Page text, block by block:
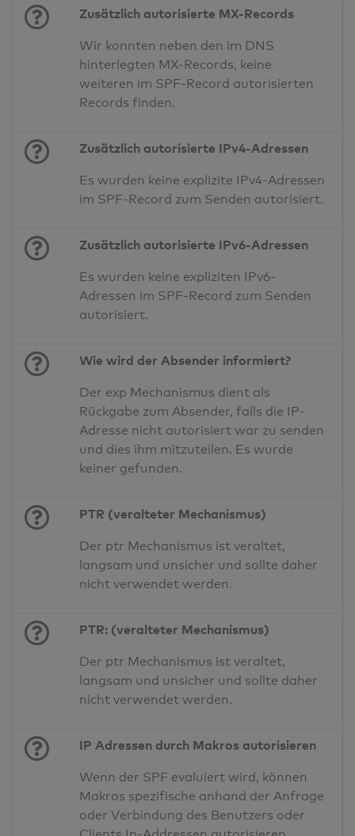
Zusätzlich autorisierte MX-Records
Wir konnten neben den im DNS
hinterlegten MX-Records, keine
weiteren im SPF-Record autorisierten
Records finden.
Zusätzlich autorisierte IPv4-Adressen
Es wurden keine explizite IPv4-Adressen
im SPF-Record zum Senden autorisiert.
Zusätzlich autorisierte IPv6-Adressen
Es wurden keine expliziten IPv6-
Adressen im SPF-Record zum Senden
autorisiert.
Wie wird der Absender informiert?
Der exp Mechanismus dient als
Rückgabe zum Absender, falls die IP-
Adresse nicht autorisiert war zu senden
und dies ihm mitzuteilen. Es wurde
keiner gefunden.
PTR (veralteter Mechanismus)
Der ptr Mechanismus ist veraltet,
langsam und unsicher und sollte daher
nicht verwendet werden.
PTR: (veralteter Mechanismus)
Der ptr Mechanismus ist veraltet,
langsam und unsicher und sollte daher
nicht verwendet werden.
IP Adressen durch Makros autorisieren
Wenn der SPF evaluiert wird, können
Makros spezifische anhand der Anfrage
oder Verbindung des Benutzers oder